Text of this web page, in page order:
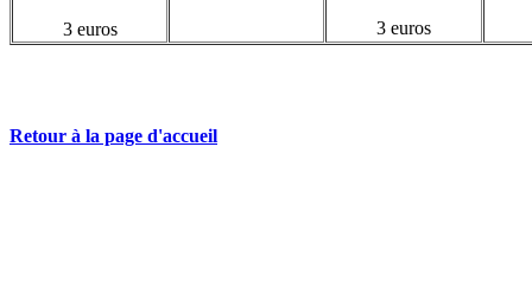
3 euros
3 euros
Retour à la page d'accueil